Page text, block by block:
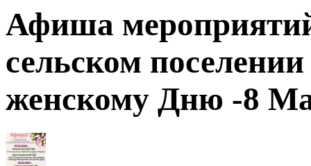
Афиша
сельском
женскому Дню -8